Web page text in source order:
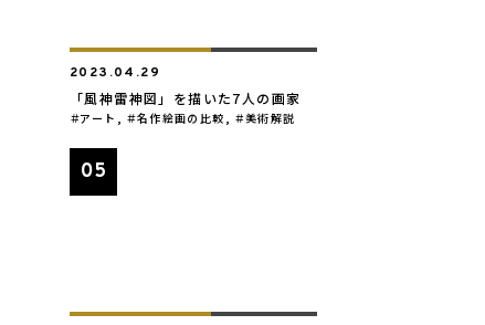
2023.04.29
「風神雷神図」を描いた7人の画家
アート , 名作絵画の比較 , 美術解説